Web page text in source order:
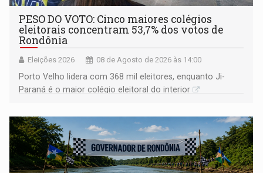
PESO DO VOTO: Cinco maiores colégios
eleitorais concentram 53,7% dos votos de
Rondônia
Eleições 2026 08 de Agosto de 2026 às 14:00
Porto Velho lidera com 368 mil eleitores, enquanto Ji-
Paraná é o maior colégio eleitoral do interior